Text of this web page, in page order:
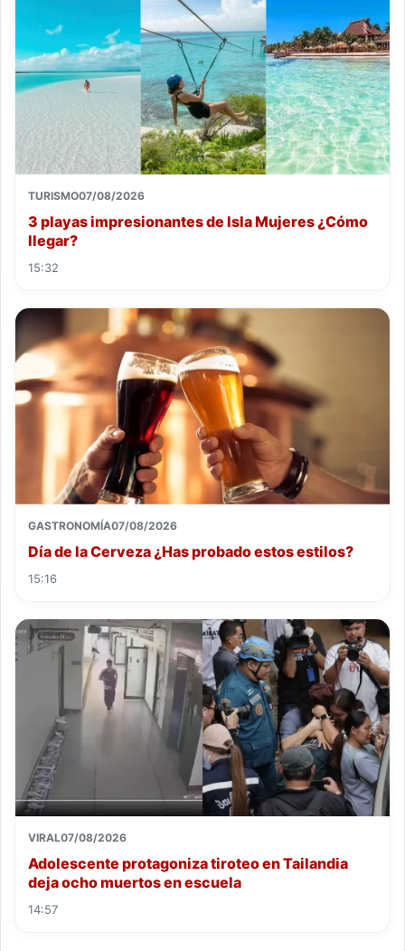
TURISMO07/08/2026
3 playas impresionantes de Isla Mujeres ¿Cómo
llegar?
15:32
GASTRONOMÍA07/08/2026
Día de la Cerveza ¿Has probado estos estilos?
15:16
VIRAL07/08/2026
Adolescente protagoniza tiroteo en Tailandia
deja ocho muertos en escuela
14:57